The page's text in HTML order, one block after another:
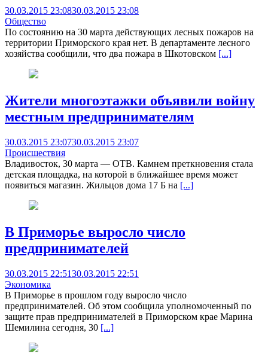
30.03.2015 23:0830.03.2015 23:08
Общество
По состоянию на 30 марта действующих лесных пожаров на
территории Приморского края нет. В департаменте лесного
хозяйства сообщили, что два пожара в Шкотовском [...]
Жители многоэтажки объявили войну
местным предпринимателям
30.03.2015 23:0730.03.2015 23:07
Происшествия
Владивосток, 30 марта — ОТВ. Камнем преткновения стала
детская площадка, на которой в ближайшее время может
появиться магазин. Жильцов дома 17 Б на [...]
В Приморье выросло число
предпринимателей
30.03.2015 22:5130.03.2015 22:51
Экономика
В Приморье в прошлом году выросло число
предпринимателей. Об этом сообщила уполномоченный по
защите прав предпринимателей в Приморском крае Марина
Шемилина сегодня, 30 [...]